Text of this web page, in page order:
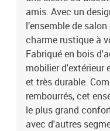
amis. Avec un
l’ensemble de
charme rustique à
Fabriqué en bois
mobilier d'extérieur
et très durable.
rembourrés, cet
le plus grand
avec d'autres